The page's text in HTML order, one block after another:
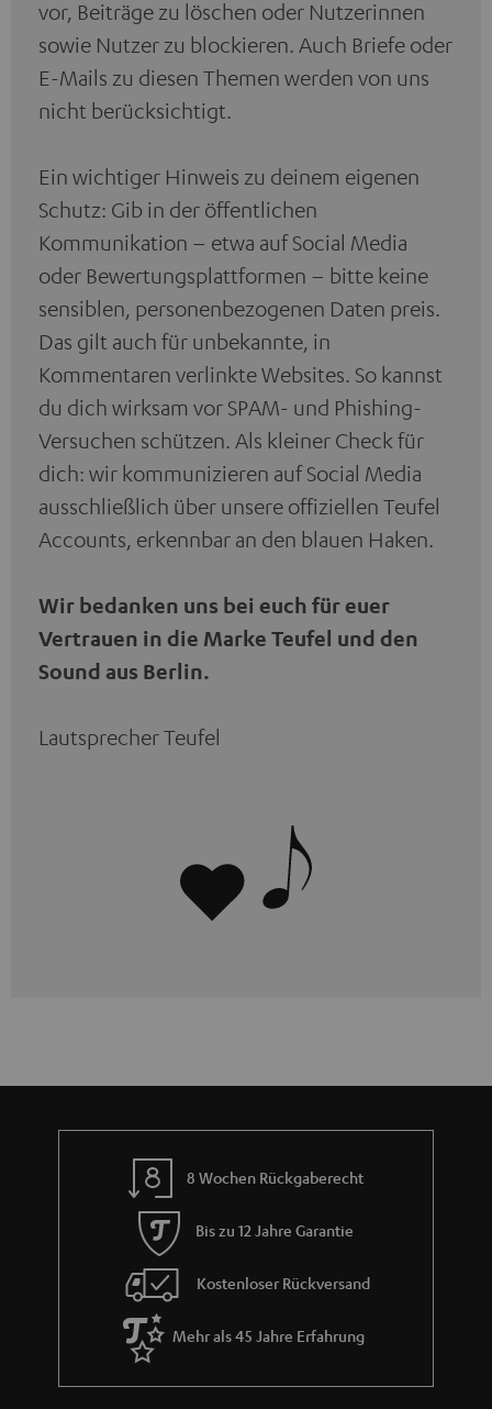
vor, Beiträge zu löschen oder Nutzerinnen
sowie Nutzer zu blockieren. Auch Briefe oder
E-Mails zu diesen Themen werden von uns
nicht berücksichtigt.
Ein wichtiger Hinweis zu deinem eigenen
Schutz: Gib in der öffentlichen
Kommunikation – etwa auf Social Media
oder Bewertungsplattformen – bitte keine
sensiblen, personenbezogenen Daten preis.
Das gilt auch für unbekannte, in
Kommentaren verlinkte Websites. So kannst
du dich wirksam vor SPAM- und Phishing-
Versuchen schützen. Als kleiner Check für
dich: wir kommunizieren auf Social Media
ausschließlich über unsere offiziellen Teufel
Accounts, erkennbar an den blauen Haken.
Wir bedanken uns bei euch für euer
Vertrauen in die Marke Teufel und den
Sound aus Berlin.
Lautsprecher Teufel
8 Wochen Rückgaberecht
Bis zu 12 Jahre Garantie
Kostenloser Rückversand
Mehr als 45 Jahre Erfahrung